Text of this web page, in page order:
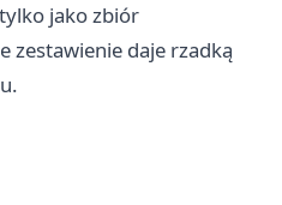
jako zbiór
zestawienie daje rzadką